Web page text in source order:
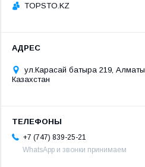
TOPSTO.KZ
ул.Карасай батыра 219, Алматы,
Казахстан
+7 (747) 839-25-21
WhatsApp и звонки принимаем